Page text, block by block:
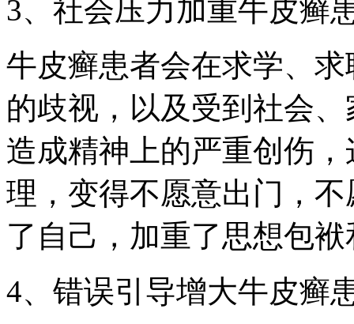
3、社会压力加重牛皮癣
牛皮癣患者会在求学、
的歧视，以及受到社会
造成精神上的严重创伤
理，变得不愿意出门，
了自己，加重了思想包
4、错误引导增大牛皮癣